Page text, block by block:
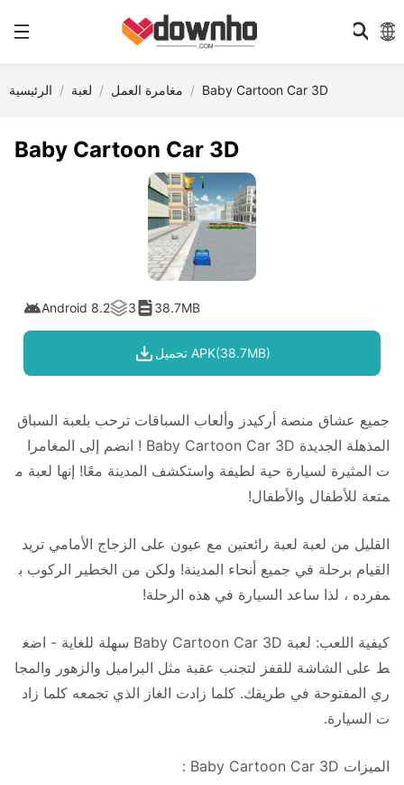
الرئيسية لعبة مغامرة العمل Baby Cartoon Car 3D
Baby Cartoon Car 3D
Android 8.2 3 38.7MB
تحميل APK(38.7MB)
جميع عشاق منصة أركيدز وألعاب السباقات ترحب بلعبة السباق
المذهلة الجديدة Baby Cartoon Car 3D ! انضم إلى المغامرا
ت المثيرة لسيارة حية لطيفة واستكشف المدينة معًا! إنها لعبة م
متعة للأطفال والأطفال!
القليل من لعبة لعبة رائعتين مع عيون على الزجاج الأمامي تريد
القيام برحلة في جميع أنحاء المدينة! ولكن من الخطير الركوب ب
مفرده ، لذا ساعد السيارة في هذه الرحلة!
كيفية اللعب: لعبة Baby Cartoon Car 3D سهلة للغاية - اضغ
ط على الشاشة للقفز لتجنب عقبة مثل البراميل والزهور والمجا
ري المفتوحة في طريقك. كلما زادت الغاز الذي تجمعه كلما زاد
ت السيارة.
الميزات Baby Cartoon Car 3D :